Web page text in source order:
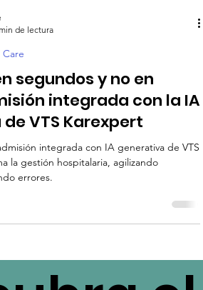
segundos y no en
integrada con la IA
VTS Karexpert
integrada con IA generativa de VTS
errores.